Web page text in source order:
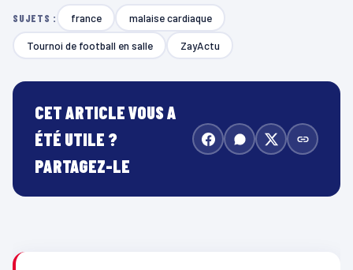
SUJETS : france malaise cardiaque
Tournoi de football en salle ZayActu
CET ARTICLE VOUS A
ÉTÉ UTILE ?
PARTAGEZ-LE